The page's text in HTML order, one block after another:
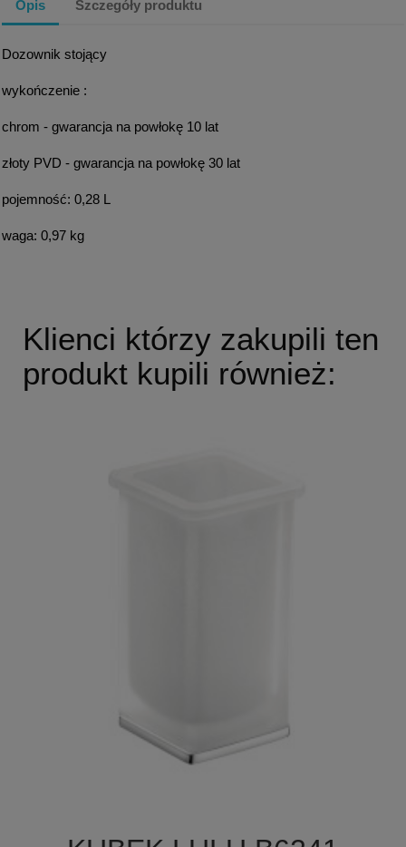
Opis Szczegóły produktu
Dozownik stojący
wykończenie :
chrom - gwarancja na powłokę 10 lat
złoty PVD - gwarancja na powłokę 30 lat
pojemność: 0,28 L
waga: 0,97 kg
Klienci którzy zakupili ten
produkt kupili również: